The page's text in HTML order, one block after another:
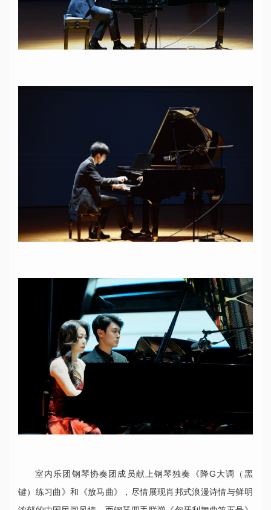
室内乐团钢琴协奏团成员献上钢琴独奏《降G大调（黑
键）练习曲》和《放马曲》，尽情展现肖邦式浪漫诗情与鲜明